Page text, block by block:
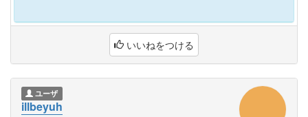
いいねをつける
ユーザ
illbeyuh